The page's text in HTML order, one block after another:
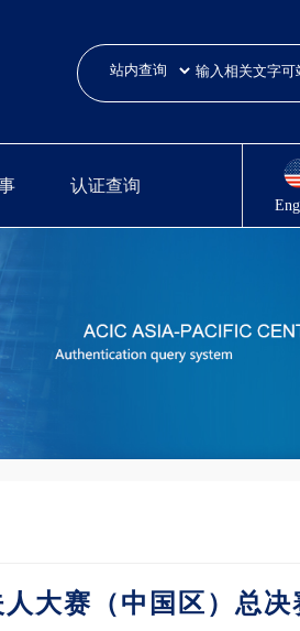
认证查询
大赛（中国区）总决